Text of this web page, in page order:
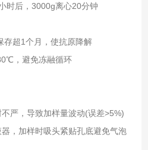
后，3000g离心20分钟
超1个月，使抗原降解
，避免冻融循环
，导致加样量波动(误差>5%)
加样时吸头紧贴孔底避免气泡